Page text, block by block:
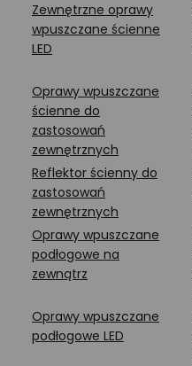
Zewnętrzne oprawy
wpuszczane ścienne
LED
Oprawy wpuszczane
ścienne do
zastosowań
zewnętrznych
Reflektor ścienny do
zastosowań
zewnętrznych
Oprawy wpuszczane
podłogowe na
zewnątrz
Oprawy wpuszczane
podłogowe LED